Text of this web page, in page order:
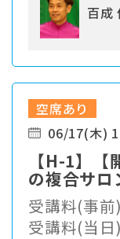
百成
空席あり
06/17(木)
【H-1】
の複合サロ
は？
受講料(事
受講料(当